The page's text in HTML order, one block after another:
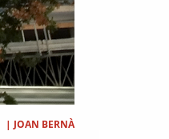
| JOAN BERNÀ